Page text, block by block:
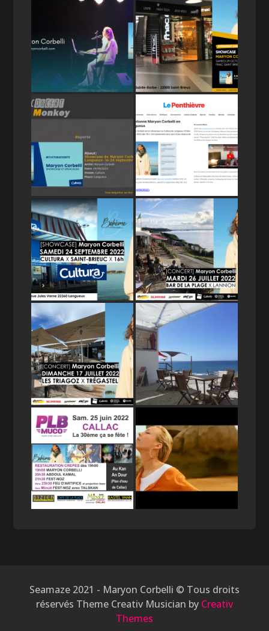
Seamaze 2021 - Maryon Corbelli © Tous droits
réservés Theme Creativ Musician by Creativ
Themes